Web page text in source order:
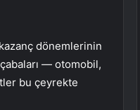
dönemlerinin
— otomobil,
bu çeyrekte